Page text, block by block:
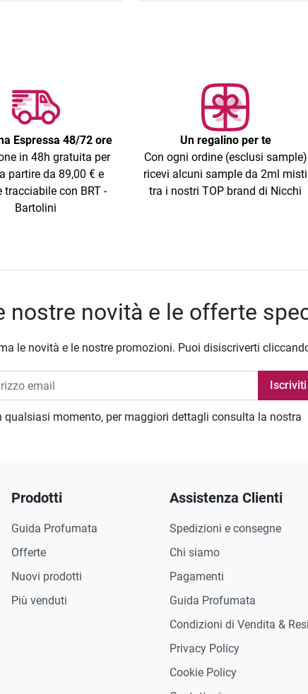
Espressa 48/72 ore
in 48h gratuita per
partire da 89,00 € e
tracciabile con BRT -
Bartolini
Un regalino per te
Con ogni ordine (esclusi sample)
ricevi alcuni sample da 2ml misti
tra i nostri TOP brand di Nicchi
nostre novità e le offerte
le novità e le nostre promozioni. Puoi disiscriverti
qualsiasi momento, per maggiori dettagli consulta la nostra
Prodotti
Guida Profumata
Offerte
Nuovi prodotti
Più venduti
Assistenza Clienti
Spedizioni e consegne
Chi siamo
Pagamenti
Guida Profumata
Condizioni di Vendita & Resi
Privacy Policy
Cookie Policy